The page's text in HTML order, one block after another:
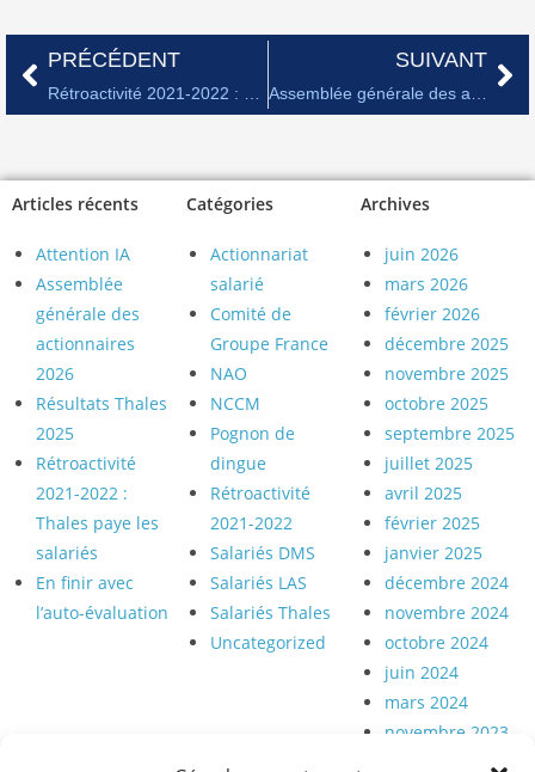
PRÉCÉDENT
Rétroactivité 2021-2022 : Thales paye les salariés
SUIVANT
Assemblée générale des actionnaires 2026
Articles récents
Attention IA
Assemblée
générale des
actionnaires
2026
Résultats Thales
2025
Rétroactivité
2021-2022 :
Thales paye les
salariés
En finir avec
l’auto-évaluation
Catégories
Actionnariat
salarié
Comité de
Groupe France
NAO
NCCM
Pognon de
dingue
Rétroactivité
2021-2022
Salariés DMS
Salariés LAS
Salariés Thales
Uncategorized
Archives
juin 2026
mars 2026
février 2026
décembre 2025
novembre 2025
octobre 2025
septembre 2025
juillet 2025
avril 2025
février 2025
janvier 2025
décembre 2024
novembre 2024
octobre 2024
juin 2024
mars 2024
novembre 2023